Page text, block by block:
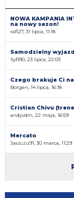
NOWA KAMPANIA
na nowy sezon!
rafi27, 31 lipca, 11:18
Samodzielny
SyR90, 23 lipca, 22:03
Czego brakuje Ci
Borgen, 14 lipca, 16:18
Cristian Chivu
andyvdm, 22 maja, 16:59
Mercato
Jaszczu91, 30 marca, 11:29